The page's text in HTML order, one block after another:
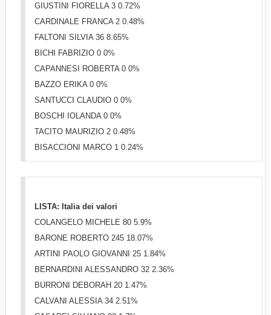
GIUSTINI FIORELLA 3 0.72%
CARDINALE FRANCA 2 0.48%
FALTONI SILVIA 36 8.65%
BICHI FABRIZIO 0 0%
CAPANNESI ROBERTA 0 0%
BAZZO ERIKA 0 0%
SANTUCCI CLAUDIO 0 0%
BOSCHI IOLANDA 0 0%
TACITO MAURIZIO 2 0.48%
BISACCIONI MARCO 1 0.24%
LISTA: Italia dei valori
COLANGELO MICHELE 80 5.9%
BARONE ROBERTO 245 18.07%
ARTINI PAOLO GIOVANNI 25 1.84%
BERNARDINI ALESSANDRO 32 2.36%
BURRONI DEBORAH 20 1.47%
CALVANI ALESSIA 34 2.51%